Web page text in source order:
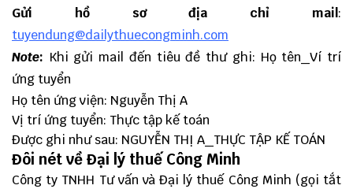
Gửi hồ sơ địa chỉ mail :
tuyendung@dailythuecongminh.com
Note: Khi gửi mail đến tiêu đề thư ghi: Họ tên_Ví trí
ứng tuyển
Họ tên ứng viện: Nguyễn Thị A
Vị trí ứng tuyển: Thực tập kế toán
Được ghi như sau: NGUYỄN THỊ A_THỰC TẬP KẾ TOÁN
Đôi nét về Đại lý thuế Công Minh
Công ty TNHH Tư vấn và Đại lý thuế Công Minh (gọi tắt